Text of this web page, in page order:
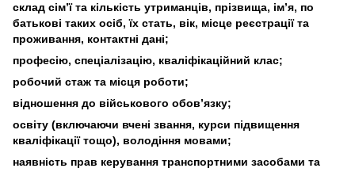
склад сім’ї та кількість утриманців, прізвища, ім’я, по
батькові таких осіб, їх стать, вік, місце реєстрації та
проживання, контактні дані;
професію, спеціалізацію, кваліфікаційний клас;
робочий стаж та місця роботи;
відношення до військового обов’язку;
освіту (включаючи вчені звання, курси підвищення
кваліфікації тощо), володіння мовами;
наявність прав керування транспортними засобами та